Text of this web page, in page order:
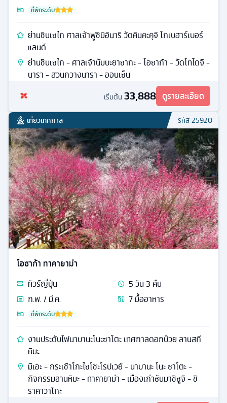
ที่พักระดับ
ย่านชินเซไก ศาลเจ้าฟูชิมิอินาริ วัดคินคะคุจิ โกเบฮาร์เบอร์
แลนด์
ย่านชินเซไก - ศาลเจ้านัมบะยาซากะ - โอซาก้า - วัดโทไดจิ -
นารา - สวนกวางนารา - ออนเซ็น
เริ่มต้น 33,888 ดูรายละเอียด
เที่ยวเทศกาล รหัส25920
โอซาก้า ทาคายาม่า
ทัวร์ญี่ปุ่น 5วัน3 คืน
ก.พ. / มี.ค.
7มื้ออาหาร
ที่พักระดับ
งานประดับไฟนาบานะโนะซาโตะ เทศกาลดอกบ๊วย ลานสกี
หิมะ
มิเอะ - กระเช้าโกะไซโชะโรปเวย์ - นาบานะ โนะ ซาโตะ -
กิจกรรมลานหิมะ - ทาคายาม่า - เมืองเก่าซันมาชิซูจิ - ชิ
ราคาวาโกะ